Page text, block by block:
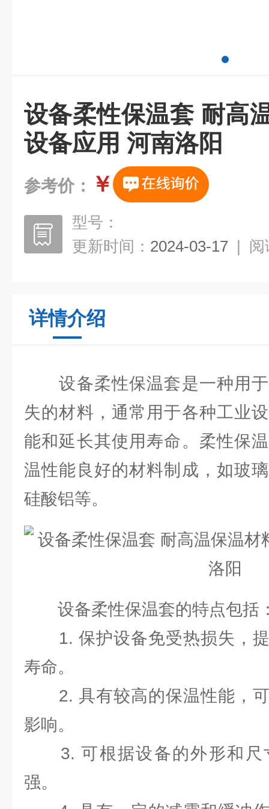
设备柔性保温套 耐高
设备应用 河南洛阳
参考价： ￥
型号：
更新时间： 2024-03-17 | 阅
详情介绍
设备柔性保温套是一种用于
失的材料，通常用于各种工业
能和延长其使用寿命。柔性保
温性能良好的材料制成，如玻
硅酸铝等。
设备柔性保温套的特点包括
1. 保护设备免受热损失，提
寿命。
2. 具有较高的保温性能，可
影响。
3. 可根据设备的外形和尺
强。